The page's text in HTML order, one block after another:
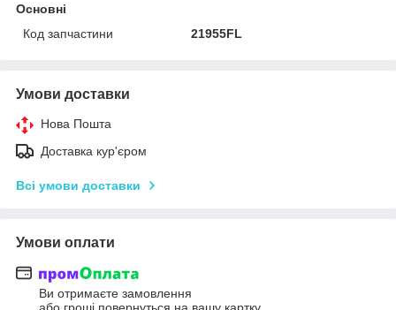
Основні
Код запчастини
21955FL
Умови доставки
Нова Пошта
Доставка кур'єром
Всі умови доставки
Умови оплати
Ви отримаєте замовлення